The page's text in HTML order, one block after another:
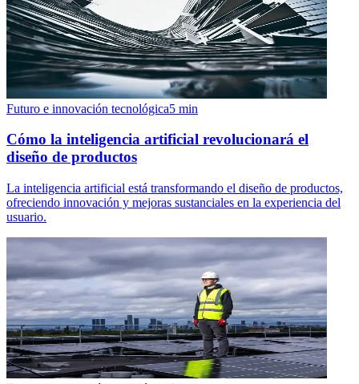
Futuro e innovación tecnológica5 min
Cómo la inteligencia artificial revolucionará el
diseño de productos
La inteligencia artificial está transformando el diseño de productos,
ofreciendo innovación y mejoras sustanciales en la experiencia del
usuario.